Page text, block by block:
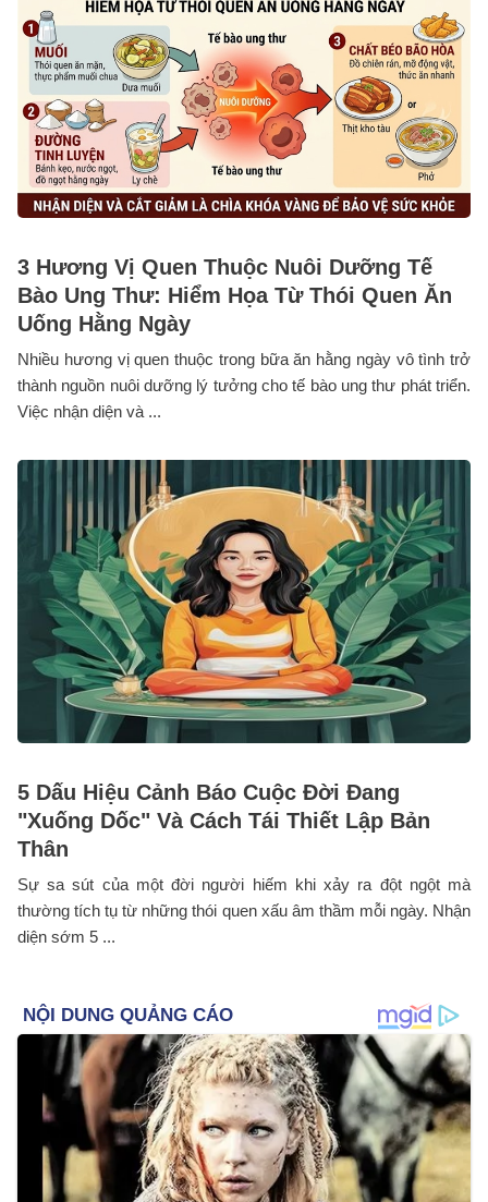
3 Hương Vị Quen Thuộc Nuôi Dưỡng Tế
Bào Ung Thư: Hiểm Họa Từ Thói Quen Ăn
Uống Hằng Ngày
Nhiều hương vị quen thuộc trong bữa ăn hằng ngày vô tình trở
thành nguồn nuôi dưỡng lý tưởng cho tế bào ung thư phát triển.
Việc nhận diện và ...
5 Dấu Hiệu Cảnh Báo Cuộc Đời Đang
"Xuống Dốc" Và Cách Tái Thiết Lập Bản
Thân
Sự sa sút của một đời người hiếm khi xảy ra đột ngột mà
thường tích tụ từ những thói quen xấu âm thầm mỗi ngày. Nhận
diện sớm 5 ...